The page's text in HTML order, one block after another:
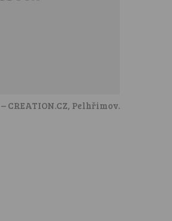
– CREATION.CZ, Pelhřimov.